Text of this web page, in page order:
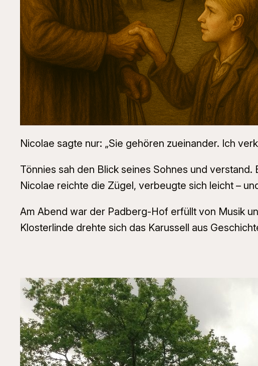
Nicolae sagte nur: „Sie gehören zueinander. Ich
Tönnies sah den Blick seines Sohnes und
Nicolae reichte die Zügel, verbeugte sich leicht –
Am Abend war der Padberg-Hof erfüllt von Musik
Klosterlinde drehte sich das Karussell aus